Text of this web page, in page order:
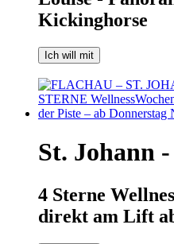
Kickinghorse
Ich will mit
St. Johann
4 Sterne
direkt am Lift